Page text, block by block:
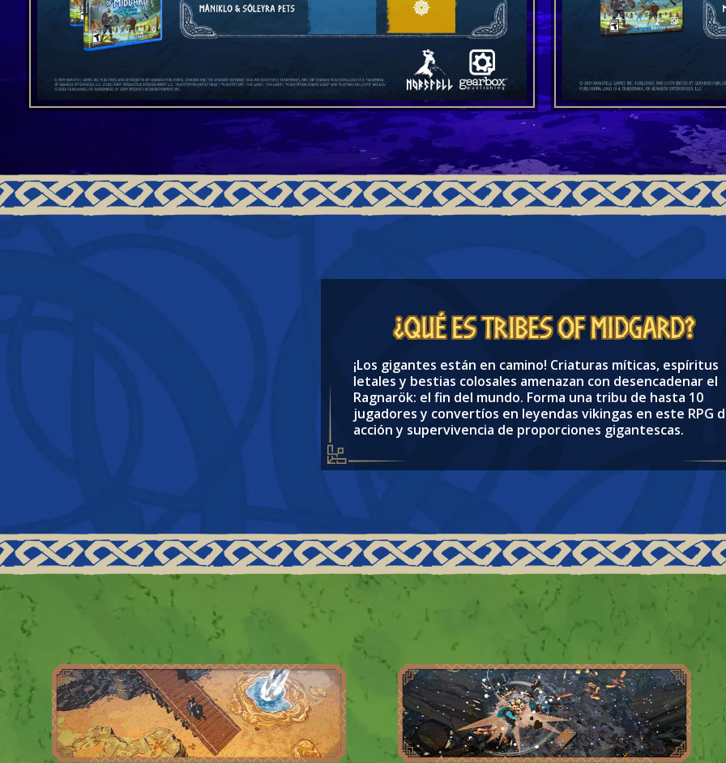
¿Qué es Tribes of Midgard?
¡Los gigantes están en camino! Criaturas míticas, espíritus
letales y bestias colosales amenazan con desencadenar el
Ragnarök: el fin del mundo. Forma una tribu de hasta 10
jugadores y convertíos en leyendas vikingas en este RPG
acción y supervivencia de proporciones gigantescas.